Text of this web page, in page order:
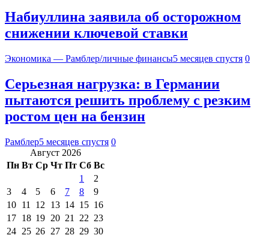
Набиуллина заявила об осторожном
снижении ключевой ставки
Экономика — Рамблер/личные финансы5 месяцев спустя 0
Серьезная нагрузка: в Германии
пытаются решить проблему с резким
ростом цен на бензин
Рамблер5 месяцев спустя 0
Август 2026
Пн Вт Ср Чт Пт Сб Вс
1
2
3
4 5 6 7 8
9
10 11 12 13 14 15 16
17 18 19 20 21 22 23
24 25 26 27 28 29 30